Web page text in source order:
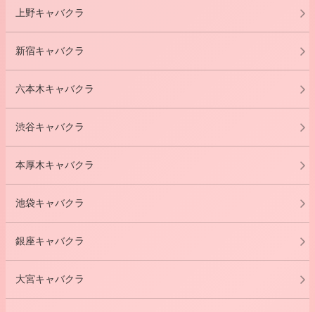
上野キャバクラ
新宿キャバクラ
六本木キャバクラ
渋谷キャバクラ
本厚木キャバクラ
池袋キャバクラ
銀座キャバクラ
大宮キャバクラ